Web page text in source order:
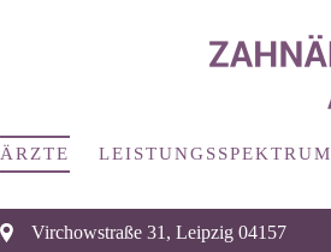
ÄRZTE LEISTUNGSSPEKTRUM
Virchowstraße 31 , Leipzig 04157